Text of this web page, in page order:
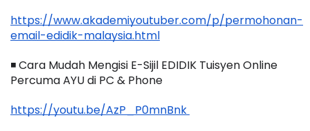
https://www.akademiyoutuber.com/p/permohonan-
email-edidik-malaysia.html
◾️ Cara Mudah Mengisi E-Sijil EDIDIK Tuisyen Online
Percuma AYU di PC & Phone
https://youtu.be/AzP_P0mnBnk